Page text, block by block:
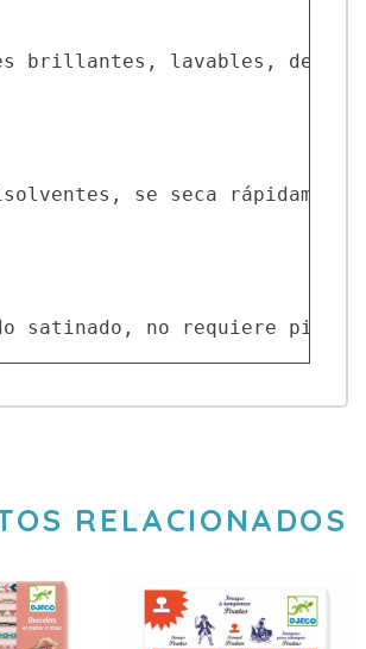
brillantes, lavables, de
se seca
satinado, no requiere
RELACIONADOS